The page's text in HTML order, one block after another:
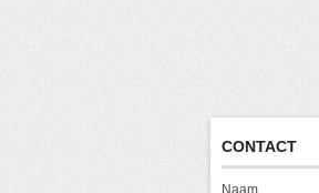
CONTACT
Naam